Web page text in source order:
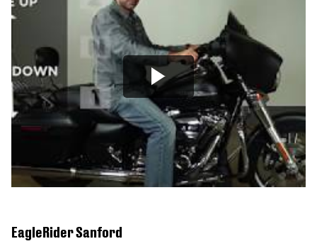
EagleRider Sanford